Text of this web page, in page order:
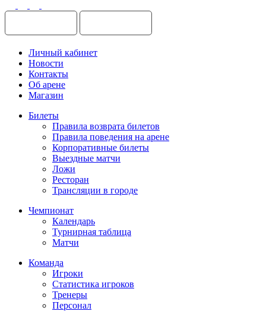
Личный кабинет
Новости
Контакты
Об арене
Магазин
Билеты
Правила возврата билетов
Правила поведения на арене
Корпоративные билеты
Выездные матчи
Ложи
Ресторан
Трансляции в городе
Чемпионат
Календарь
Турнирная таблица
Матчи
Команда
Игроки
Статистика игроков
Тренеры
Персонал